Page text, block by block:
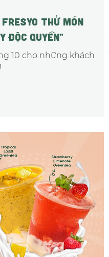
THỬ MÓN
độc quyền"
10 cho những khách